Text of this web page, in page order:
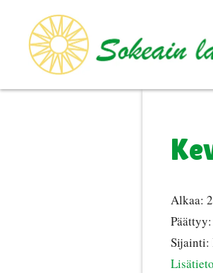
sisältöön
Alkaa:
Päättyy:
Sijainti: